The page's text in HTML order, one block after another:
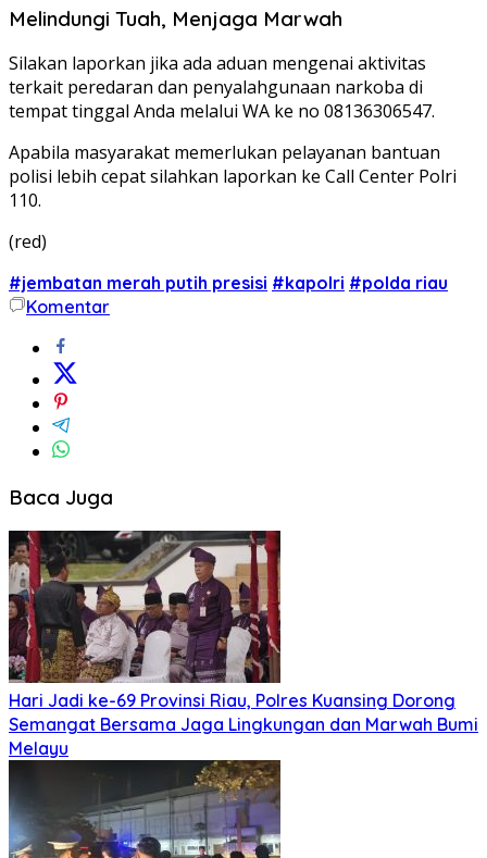
Melindungi Tuah, Menjaga Marwah
Silakan laporkan jika ada aduan mengenai aktivitas
terkait peredaran dan penyalahgunaan narkoba di
tempat tinggal Anda melalui WA ke no 08136306547.
Apabila masyarakat memerlukan pelayanan bantuan
polisi lebih cepat silahkan laporkan ke Call Center Polri
110.
(red)
#jembatan merah putih presisi #kapolri #polda riau
Komentar
Baca Juga
Hari Jadi ke-69 Provinsi Riau, Polres Kuansing Dorong
Semangat Bersama Jaga Lingkungan dan Marwah Bumi
Melayu